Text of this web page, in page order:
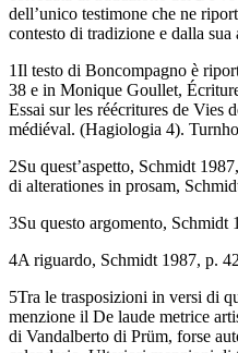
dell’unico testimone che ne
contesto di tradizione e dalla sua
1Il testo di Boncompagno è
38 e in Monique Goullet,
Essai sur les réécritures de Vies
médiéval. (Hagiologia 4).
2Su quest’aspetto, Schmidt
di alterationes in prosam,
3Su questo argomento, Schmidt
4A riguardo, Schmidt 1987, p.
5Tra le trasposizioni in versi di
menzione il De laude metrice
di Vandalberto di Prüm, forse